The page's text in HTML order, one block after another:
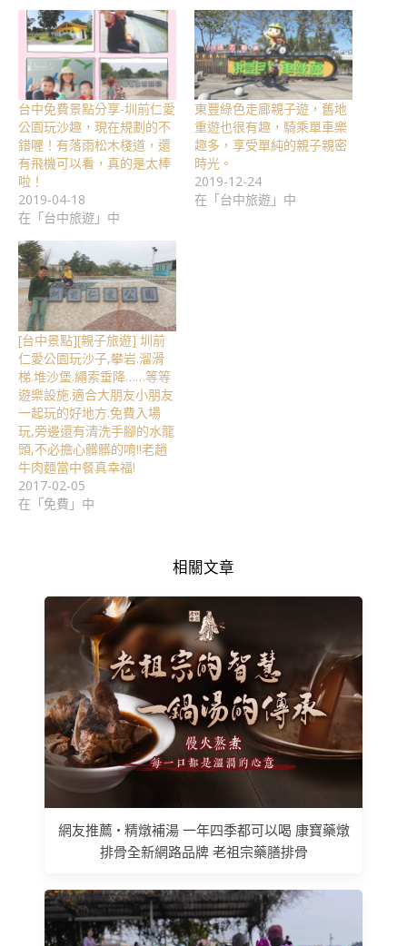
台中免費景點分享-圳前仁愛
公園玩沙趣，現在規劃的不
錯喔！有落雨松木棧道，還
有飛機可以看，真的是太棒
啦！
2019-04-18
在「台中旅遊」中
東豐綠色走廊親子遊，舊地
重遊也很有趣，騎乘單車樂
趣多，享受單純的親子親密
時光。
2019-12-24
在「台中旅遊」中
[台中景點][親子旅遊] 圳前
仁愛公園玩沙子,攀岩.溜滑
梯.堆沙堡.繩索垂降……等等
遊樂設施.適合大朋友小朋友
一起玩的好地方.免費入場
玩,旁邊還有清洗手腳的水龍
頭,不必擔心髒髒的唷!!老趙
牛肉麵當中餐真幸福!
2017-02-05
在「免費」中
相關文章
網友推薦 • 精燉補湯 一年四季都可以喝 康寶藥燉
排骨全新網路品牌 老祖宗藥膳排骨